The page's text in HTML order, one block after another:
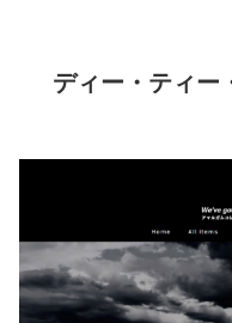
ディー・ティー